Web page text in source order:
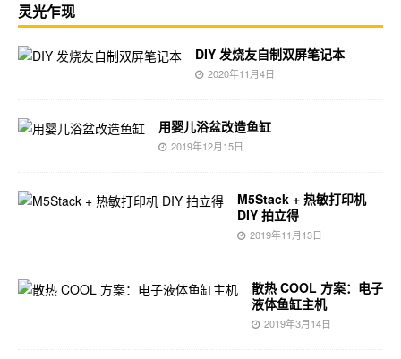
灵光乍现
DIY 发烧友自制双屏笔记本
2020年11月4日
用婴儿浴盆改造鱼缸
2019年12月15日
M5Stack + 热敏打印机
DIY 拍立得
2019年11月13日
散热 COOL 方案：电子
液体鱼缸主机
2019年3月14日